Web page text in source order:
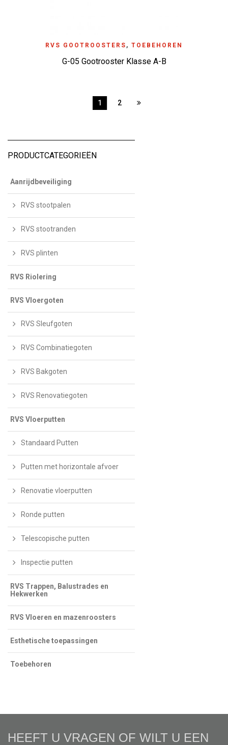
RVS GOOTROOSTERS , TOEBEHOREN
G-05 Gootrooster Klasse A-B
1 2
PRODUCTCATEGORIEËN
Aanrijdbeveiliging
RVS stootpalen
RVS stootranden
RVS plinten
RVS Riolering
RVS Vloergoten
RVS Sleufgoten
RVS Combinatiegoten
RVS Bakgoten
RVS Renovatiegoten
RVS Vloerputten
Standaard Putten
Putten met horizontale afvoer
Renovatie vloerputten
Ronde putten
Telescopische putten
Inspectie putten
RVS Trappen, Balustrades en
Hekwerken
RVS Vloeren en mazenroosters
Esthetische toepassingen
Toebehoren
HEEFT U VRAGEN OF WILT U EEN